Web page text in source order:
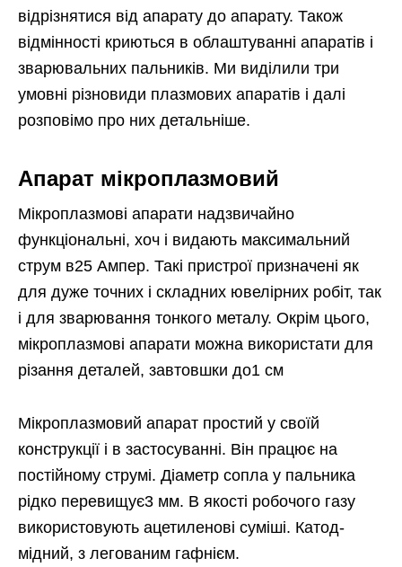
відрізнятися від апарату до апарату. Також
відмінності криються в облаштуванні апаратів і
зварювальних пальників. Ми виділили три
умовні різновиди плазмових апаратів і далі
розповімо про них детальніше.
Апарат мікроплазмовий
Мікроплазмові апарати надзвичайно
функціональні, хоч і видають максимальний
струм в25 Ампер. Такі пристрої призначені як
для дуже точних і складних ювелірних робіт, так
і для зварювання тонкого металу. Окрім цього,
мікроплазмові апарати можна використати для
різання деталей, завтовшки до1 см
Мікроплазмовий апарат простий у своїй
конструкції і в застосуванні. Він працює на
постійному струмі. Діаметр сопла у пальника
рідко перевищує3 мм. В якості робочого газу
використовують ацетиленові суміші. Катод-
мідний, з легованим гафнієм.